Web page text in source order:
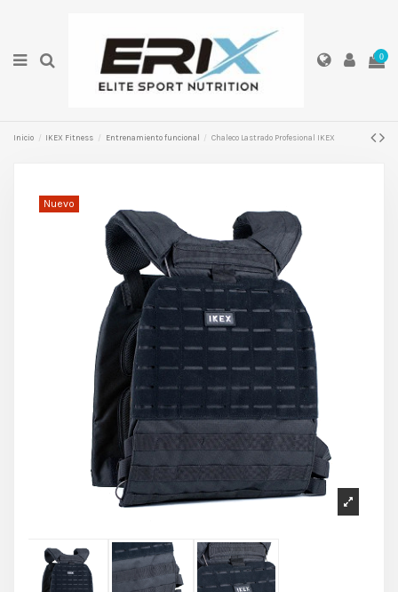
0
Inicio IKEX Fitness Entrenamiento funcional Chaleco Lastrado Profesional IKEX
Nuevo